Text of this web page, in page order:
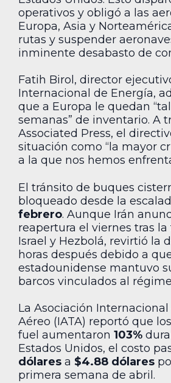
operativos y obligó a las
Europa, Asia y
rutas y suspender
inminente desabasto de
Fatih Birol, director
Internacional de Energía,
que a Europa le quedan
semanas” de inventario. A
Associated Press, el
situación como “la mayor
a la que nos hemos
El tránsito de buques
bloqueado desde la
febrero. Aunque Irán
reapertura el viernes tras
Israel y Hezbolá, revirtió la
horas después debido a
estadounidense mantuvo
barcos vinculados al
La Asociación
Aéreo (IATA) reportó que
fuel aumentaron 103%
Estados Unidos, el costo
dólares a $4.88 dólares
primera semana de abril.